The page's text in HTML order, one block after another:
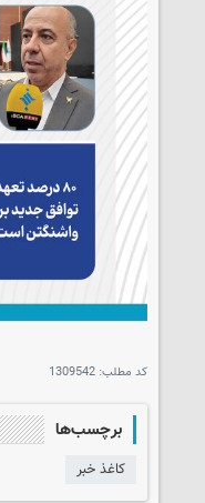
کد مطلب: 1309542
برچسب‌ها
کاغذ خبر